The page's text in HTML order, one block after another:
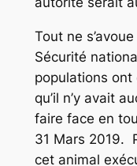
Tout ne
Sécurité
populations ont
qu’il n’y avait
faire face en
31 Mars 2019.
cet animal